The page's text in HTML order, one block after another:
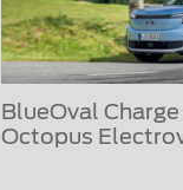
BlueOval
Octopus